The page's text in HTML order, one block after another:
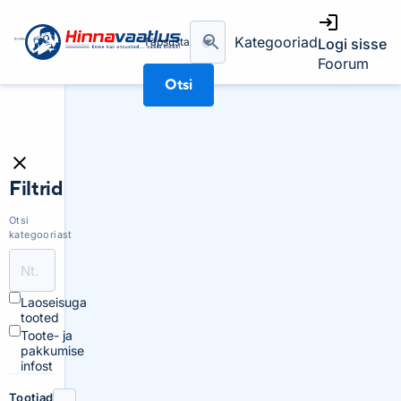
Täpsusta
Otsi
KategooriadLogi sisse
Foorum
Filtrid
Otsi
kategooriast
Laoseisuga
tooted
Toote- ja
pakkumise
infost
Tootjad